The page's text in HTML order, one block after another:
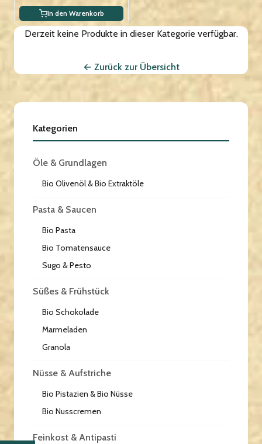
Kategorien
Öle & Grundlagen
Bio Olivenöl & Bio Extraktöle
Pasta & Saucen
Bio Pasta
Bio Tomatensauce
Sugo & Pesto
Süßes & Frühstück
Bio Schokolade
Marmeladen
Granola
Nüsse & Aufstriche
Bio Pistazien & Bio Nüsse
Bio Nusscremen
Feinkost & Antipasti
In den Warenkorb
Derzeit keine Produkte in dieser Kategorie verfügbar.
← Zurück zur Übersicht